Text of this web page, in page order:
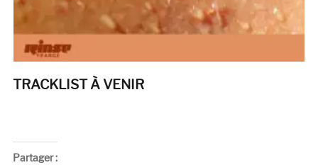
TRACKLIST À VENIR
Partager :